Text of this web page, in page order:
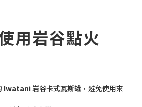
用岩谷點火
Iwatani 岩谷卡式瓦斯罐 ，避免使用來